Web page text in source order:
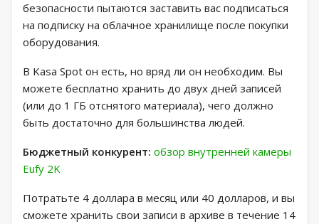
безопасности пытаются заставить вас подписаться
на подписку на облачное хранилище после покупки
оборудования.
В Kasa Spot он есть, но вряд ли он необходим. Вы
можете бесплатно хранить до двух дней записей
(или до 1 ГБ отснятого материала), чего должно
быть достаточно для большинства людей.
Бюджетный конкурент: обзор внутренней камеры
Eufy 2K
Потратьте 4 доллара в месяц или 40 долларов, и вы
сможете хранить свои записи в архиве в течение 14